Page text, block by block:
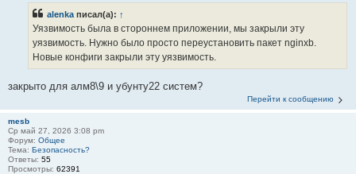
alenka писал(а): ↑
Уязвимость была в стороннем приложении, мы закрыли эту
уязвимость. Нужно было просто переустановить пакет nginxb.
Новые конфиги закрыли эту уязвимость.
закрыто для алм8\9 и убунту22 систем?
Перейти к сообщению
mesb
Ср май 27, 2026 3:08 pm
Форум: Общее
Тема: Безопасность?
Ответы: 55
Просмотры: 62391